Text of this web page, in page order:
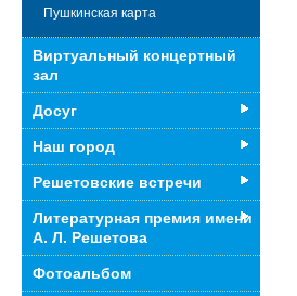
Пушкинская карта
Виртуальный концертный
зал
Досуг
Наш город
Решетовские встречи
Литературная премия имени
А. Л. Решетова
Фотоальбом